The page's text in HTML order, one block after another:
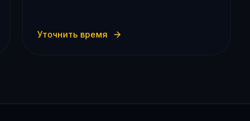
Уточнить время